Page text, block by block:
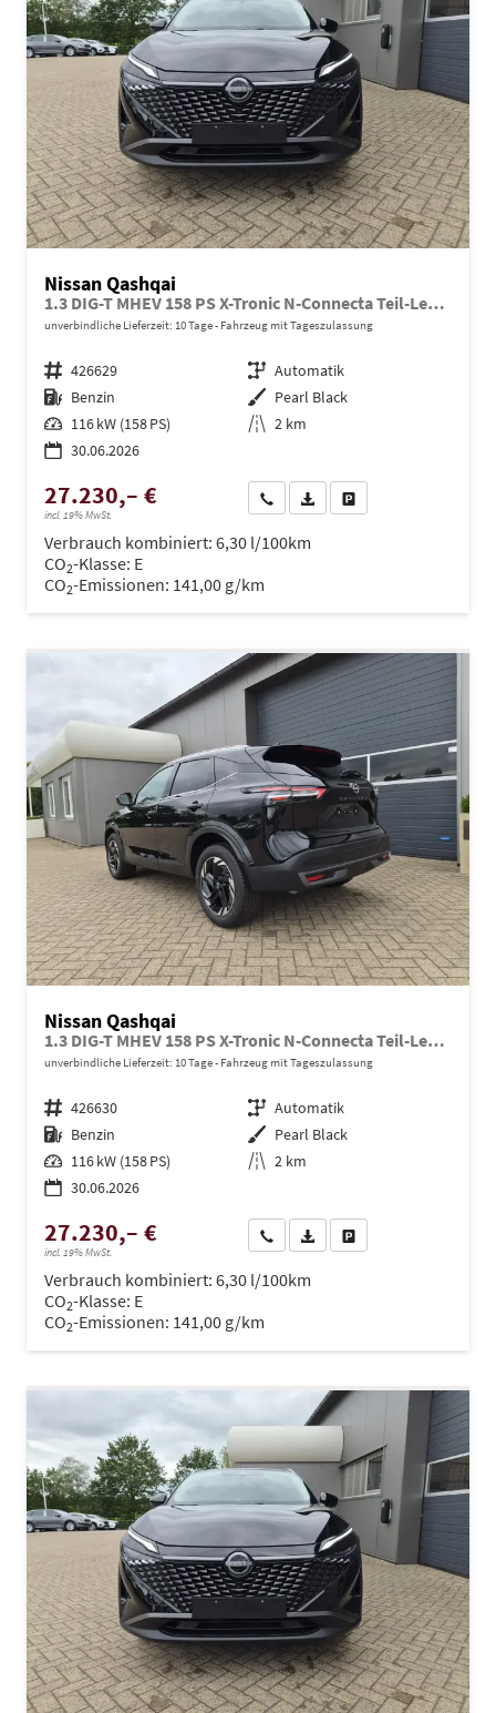
Nissan Qashqai
1.3 DIG-T MHEV 158 PS X-Tronic N-Connecta Teil-Leder PanoGlasdach Klimaautomatik Sitzheizung Lenkradheizung Navi ACC PDC v+h 360°Kamera DAB Bluetooth Touchscreen Apple CarPlay Android Auto 18"LM
unverbindliche Lieferzeit: 10 Tage Fahrzeug mit Tageszulassung
Fahrzeugnr. 426629 Getriebe Automatik
Kraftstoff Benzin Außenfarbe Pearl Black
Leistung 116 kW (158 PS) Kilometerstand 2 km
30.06.2026
27.230,– €
incl. 19% MwSt.
Wir rufen Sie anPDF-Datei, Fahrzeugexposé
Verbrauch kombiniert: 6,30 l/100km
CO2-Klasse: E
CO2-Emissionen: 141,00 g/km
Nissan Qashqai
1.3 DIG-T MHEV 158 PS X-Tronic N-Connecta Teil-Leder PanoGlasdach Klimaautomatik Sitzheizung Lenkradheizung Navi ACC PDC v+h 360°Kamera DAB Bluetooth Touchscreen Apple CarPlay Android Auto 18"LM
unverbindliche Lieferzeit: 10 Tage Fahrzeug mit Tageszulassung
Fahrzeugnr. 426630 Getriebe Automatik
Kraftstoff Benzin Außenfarbe Pearl Black
Leistung 116 kW (158 PS) Kilometerstand 2 km
30.06.2026
27.230,– €
incl. 19% MwSt.
Wir rufen Sie anPDF-Datei, Fahrzeugexposé
Verbrauch kombiniert: 6,30 l/100km
CO2-Klasse: E
CO2-Emissionen: 141,00 g/km